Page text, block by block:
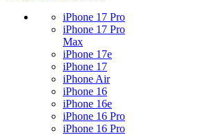
iPhone 17 Pro
iPhone 17 Pro
Max
iPhone 17e
iPhone 17
iPhone Air
iPhone 16
iPhone 16e
iPhone 16 Pro
iPhone 16 Pro